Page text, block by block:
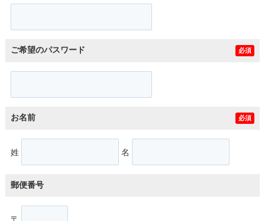
ご希望のパスワード 必須
お名前 必須
姓 名
郵便番号
〒